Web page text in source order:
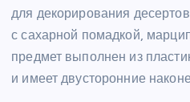
для декорирования
с сахарной помадкой,
предмет выполнен из
и имеет двусторонние